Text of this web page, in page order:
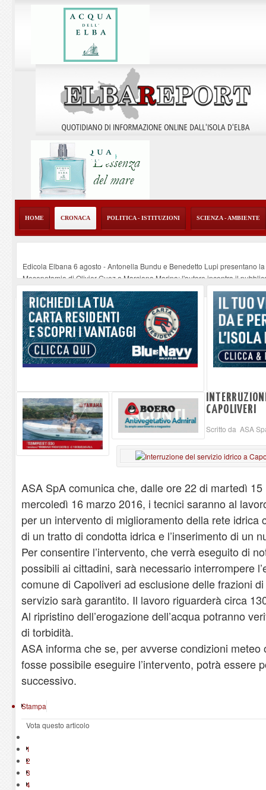
HOME CRONACA POLITICA - ISTITUZIONI SCIENZA - AMBIENTE
Edicola Elbana 6 agosto - Antonella Bundu e Benedetto Lupi presentano
Mesopotamia di Olivier Guez a Marciana Marina: l'autore incontra il
Lo Strega di Scurati e Petrocchi all’Elba-06-08-2026
Bambino, sonno e sistema familiare : dialogo tra clinica e quotidianità a
Rio Elba, rifiuti accumulati in via Adelasio Taddei. La segnalazione di un
CAPOLIVERI
Scritto da ASA
ASA SpA comunica che, dalle ore 22 di martedì
mercoledì 16 marzo 2016, i tecnici saranno al
per un intervento di miglioramento della rete idrica
di un tratto di condotta idrica e l’inserimento di un
Per consentire l’intervento, che verrà eseguito di
possibili ai cittadini, sarà necessario interrompere
comune di Capoliveri ad esclusione delle frazioni
servizio sarà garantito. Il lavoro riguarderà circa
Al ripristino dell’erogazione dell’acqua potranno
di torbidità.
ASA informa che se, per avverse condizioni
fosse possibile eseguire l’intervento, potrà essere
successivo.
Stampa
Vota questo articolo
1
2
3
4